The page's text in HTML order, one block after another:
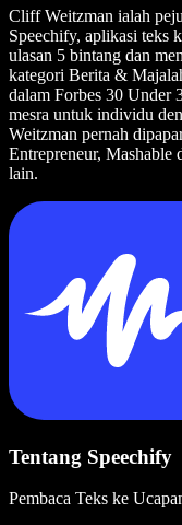
Cliff Weitzman ialah
Speechify, aplikasi teks
ulasan 5 bintang dan
kategori Berita &
dalam Forbes 30 Under
mesra untuk individu
Weitzman pernah
Entrepreneur, Mashable
lain.
Tentang Speechify
Pembaca Teks ke